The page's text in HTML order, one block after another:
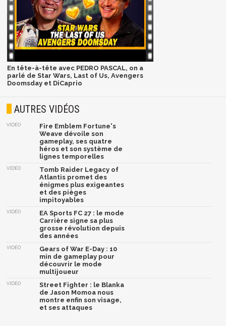
En tête-à-tête avec PEDRO PASCAL, on a
parlé de Star Wars, Last of Us, Avengers
Doomsday et DiCaprio
AUTRES VIDÉOS
VIDÉO
Fire Emblem Fortune's
Weave dévoile son
gameplay, ses quatre
héros et son système de
lignes temporelles
VIDÉO
Tomb Raider Legacy of
Atlantis promet des
énigmes plus exigeantes
et des pièges
impitoyables
VIDÉO
EA Sports FC 27 : le mode
Carrière signe sa plus
grosse révolution depuis
des années
VIDÉO
Gears of War E-Day : 10
min de gameplay pour
découvrir le mode
multijoueur
VIDÉO
Street Fighter : le Blanka
de Jason Momoa nous
montre enfin son visage,
et ses attaques